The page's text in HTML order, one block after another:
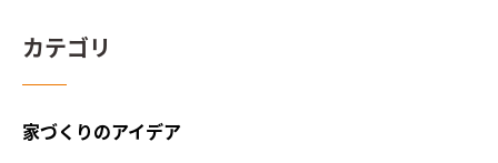
カテゴリ
家づくりのアイデア